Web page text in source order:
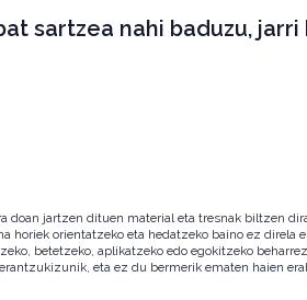
sartzea nahi baduzu,
doan jartzen dituen material eta tresnak biltzen
horiek orientatzeko eta hedatzeko baino ez
betetzeko, aplikatzeko edo egokitzeko
eta ez du bermerik ematen haien